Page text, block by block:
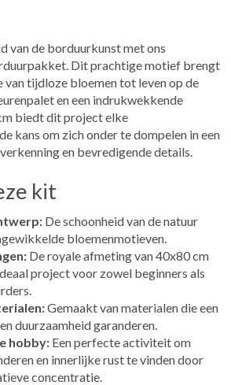
van de borduurkunst met ons
Dit prachtige motief brengt
van tijdloze bloemen tot leven op de
en een indrukwekkende
biedt dit project elke
kans om zich onder te dompelen in een
en bevredigende details.
kit
De schoonheid van de natuur
bloemenmotieven.
De royale afmeting van 40x80 cm
project voor zowel beginners als
Gemaakt van materialen die een
duurzaamheid garanderen.
hobby: Een perfecte activiteit om
en innerlijke rust te vinden door
concentratie.